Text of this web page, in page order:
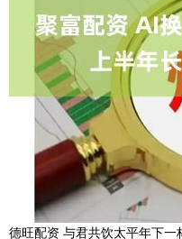
德旺配资 与君共饮太平年下一